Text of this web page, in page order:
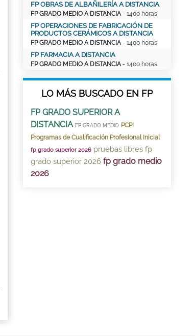
FP OBRAS DE ALBAÑILERÍA A DISTANCIA
FP GRADO MEDIO A DISTANCIA- 1400 horas
FP OPERACIONES DE FABRICACIÓN DE
PRODUCTOS CERÁMICOS A DISTANCIA
FP GRADO MEDIO A DISTANCIA- 1400 horas
FP FARMACIA A DISTANCIA
FP GRADO MEDIO A DISTANCIA- 1400 horas
LO MÁS BUSCADO EN FP
FP GRADO SUPERIOR A
DISTANCIA FP GRADO MEDIO
PCPI
Programas de Cualificación Profesional Inicial
fp grado superior 2026 pruebas libres fp
grado superior 2026 fp grado medio
2026